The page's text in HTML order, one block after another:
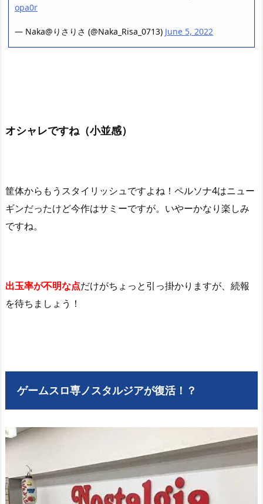
opa0r
— Naka@りさりさ (@Naka_Risa_0713) June 5, 2022
オシャレですね（小並感）
筐体からもうスタイリッシュですよね！ペルソナ4はニュー
ギンだったけど今作はサミーですが。いやーかなり楽しみ
ですね。
出玉率が不明な点だけがちょっと引っ掛かりますが、続報
を待ちましょう！
ゲームスロ専ノスタルジアが復活！？